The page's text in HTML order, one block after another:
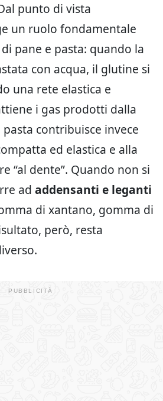
punto di vista
un ruolo fondamentale
pane e pasta: quando la
con acqua, il glutine si
una rete elastica e
i gas prodotti dalla
contribuisce invece
ed elastica e alla
“al dente”. Quando non si
ad addensanti e leganti
di xantano, gomma di
però, resta